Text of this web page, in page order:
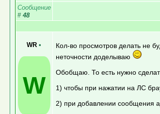
Сообщение
# 48
WR •
W
Кол-во просмотров делать не
неточности доделываю
Обобщаю. То есть нужно
1) чтобы при нажатии на ЛС
2) при добавлении сообщения